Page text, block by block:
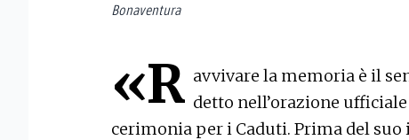
Bonaventura
«R avvivare la memoria è il
detto nell’orazione
cerimonia per i Caduti. Prima del